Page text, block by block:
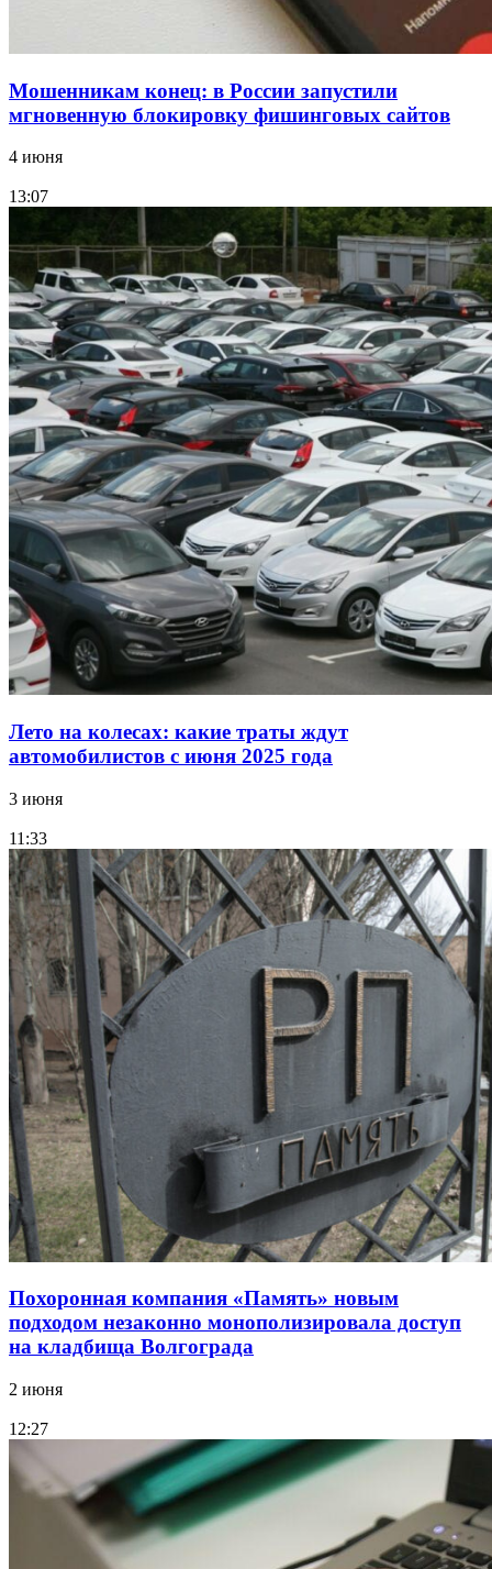
Мошенникам конец: в России запустили
мгновенную блокировку фишинговых сайтов
4 июня
13:07
Лето на колесах: какие траты ждут
автомобилистов с июня 2025 года
3 июня
11:33
Похоронная компания «Память» новым
подходом незаконно монополизировала доступ
на кладбища Волгограда
2 июня
12:27